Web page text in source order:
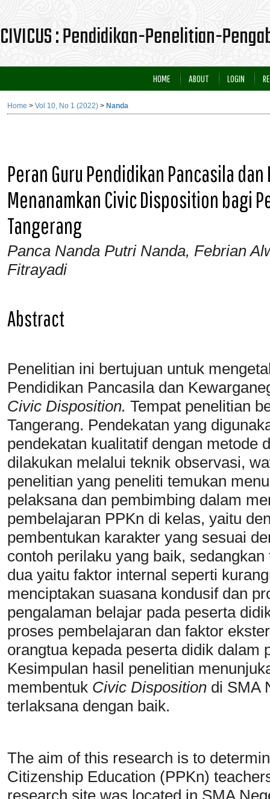
CIVICUS : Pendidikan-Penelitian-
HOME ABOUT LOGIN
Home > Vol 10, No 1 (2022) > Nanda
Peran Guru Pendidikan Pancasila
Menanamkan Civic Disposition bagi
Tangerang
Panca Nanda Putri Nanda, Febrian
Fitrayadi
Abstract
Penelitian ini bertujuan untuk
Pendidikan Pancasila dan
Civic Disposition. Tempat penelitian
Tangerang. Pendekatan yang
pendekatan kualitatif dengan metode
dilakukan melalui teknik observasi,
penelitian yang peneliti temukan
pelaksana dan pembimbing dalam
pembelajaran PPKn di kelas, yaitu
pembentukan karakter yang sesuai
contoh perilaku yang baik,
dua yaitu faktor internal seperti
menciptakan suasana kondusif dan
pengalaman belajar pada peserta
proses pembelajaran dan faktor
orangtua kepada peserta didik dalam
Kesimpulan hasil penelitian
membentuk Civic Disposition di SMA
terlaksana dengan baik.
The aim of this research is to
Citizenship Education (PPKn)
research site was located in SMA